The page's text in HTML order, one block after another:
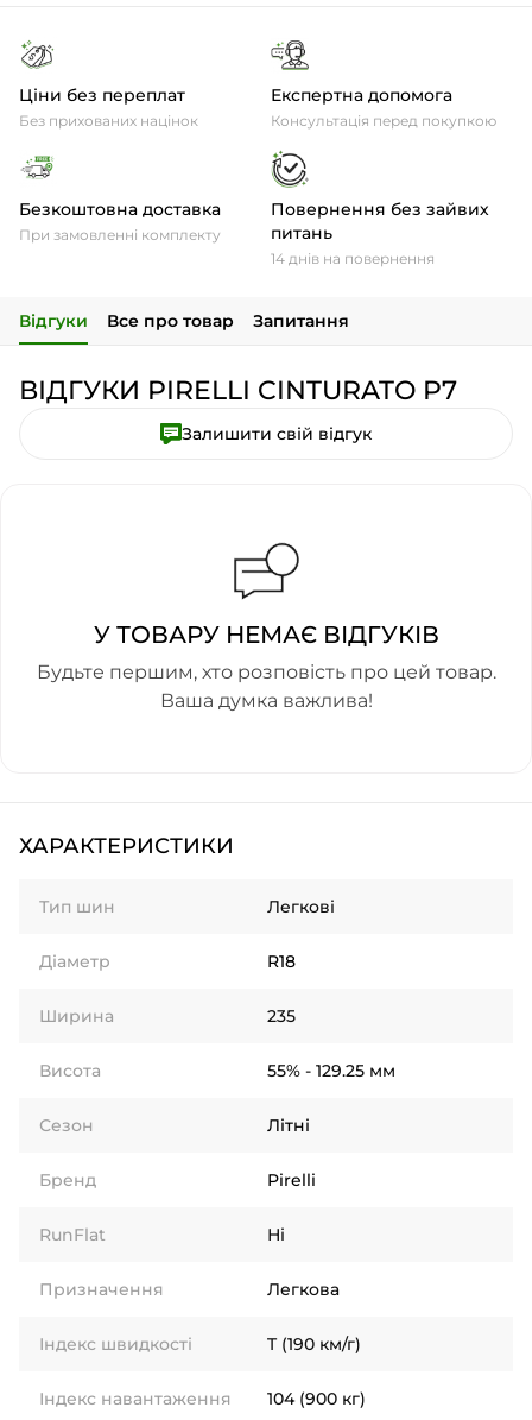
Ціни без переплат
Без прихованих націнок
Експертна допомога
Консультація перед покупкою
Безкоштовна доставка
При замовленні комплекту
Повернення без зайвих
питань
14 днів на повернення
Відгуки Все про товар Запитання
ВІДГУКИ PIRELLI CINTURATO P7
Залишити свій відгук
У ТОВАРУ НЕМАЄ ВІДГУКІВ
Будьте першим, хто розповість про цей товар.
Ваша думка важлива!
ХАРАКТЕРИСТИКИ
Тип шин Легкові
Діаметр R18
Ширина 235
Висота 55% - 129.25 мм
Сезон Літні
Бренд Pirelli
RunFlat Ні
Призначення Легкова
Індекс швидкості T (190 км/г)
Індекс навантаження 104 (900 кг)